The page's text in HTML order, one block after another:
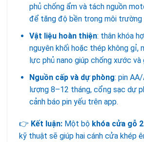
phủ chống ẩm và tách nguồn
để tăng độ bền trong môi trường
Vật liệu hoàn thiện: thân khóa
nguyên khối hoặc thép không gỉ,
lực phủ nano giúp chống xước và
Nguồn cấp và dự phòng: pin
lượng 8–12 tháng, cổng sạc dự
cảnh báo pin yếu trên app.
👉 Kết luận: Một bộ khóa cửa gỗ
kỹ thuật sẽ giúp hai cánh cửa khép